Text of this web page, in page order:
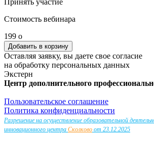
Принять участие
Стоимость вебинара
199 o
Оставляя заявку, вы даете свое согласие
на обработку персональных данных
Экстерн
Центр дополнительного
Пользовательское соглашение
Политика конфиденциальности
Разрешение на осуществление образовательной
инновационного центра Сколково от 23.12.2025